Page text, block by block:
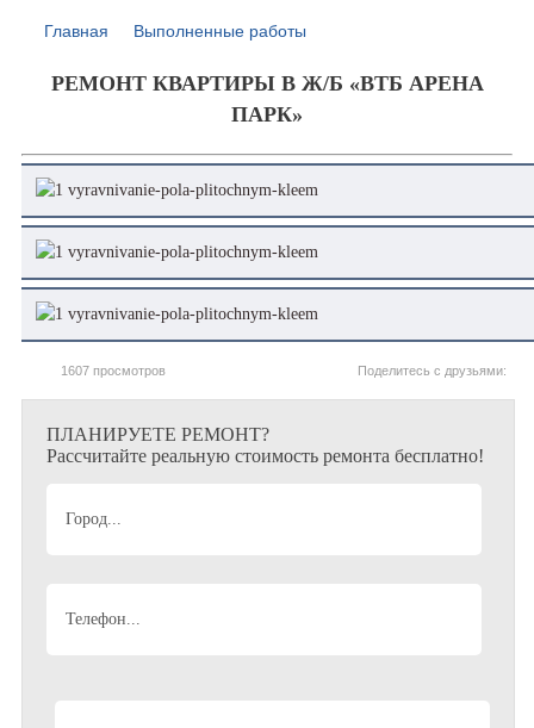
Главная Выполненные работы
РЕМОНТ КВАРТИРЫ В Ж/Б «ВТБ АРЕНА
ПАРК»
Поделитесь с друзьями:
1607 просмотров
ПЛАНИРУЕТЕ РЕМОНТ?
Рассчитайте реальную стоимость ремонта бесплатно!